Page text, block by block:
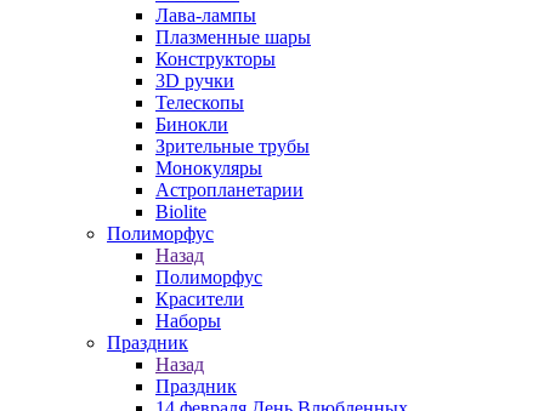
Лава-лампы
Плазменные шары
Конструкторы
3D ручки
Телескопы
Бинокли
Зрительные трубы
Монокуляры
Астропланетарии
Biolite
Полиморфус
Назад
Полиморфус
Красители
Наборы
Праздник
Назад
Праздник